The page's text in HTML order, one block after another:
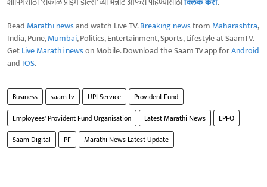
Read Marathi newsand watch Live TV.Breaking newsfrom Maharashtra,
India, Pune,Mumbai, Politics, Entertainment, Sports, Lifestyle at SaamTV.
GetLive Marathi newson Mobile. Download the Saam Tv app forAndroid
and IOS.
Business saam tv UPI Service
Provident Fund
Employees' Provident Fund Organisation
Latest Marathi News
EPFO
Saam Digital
PF Marathi News Latest Update